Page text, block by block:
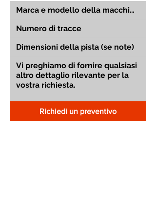
Richiedi un preventivo